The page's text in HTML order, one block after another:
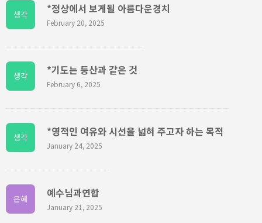
생각 *정상에서 보게될 아름다운경치
February 20, 2025
생각 *기도는 등산과 같은 것
February 6, 2025
생각 *영적인 여유와 시선을 넓혀 주고자 하는 목적
January 24, 2025
은혜 예수님과연합
January 21, 2025